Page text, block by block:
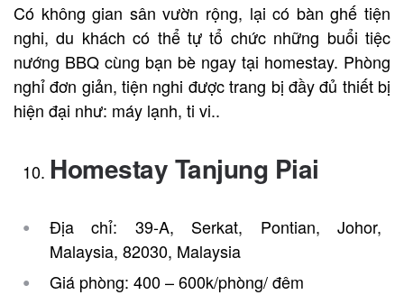
Có không gian sân vườn rộng, lại có bàn ghế tiện
nghi, du khách có thể tự tổ chức những buổi tiệc
nướng BBQ cùng bạn bè ngay tại homestay. Phòng
nghỉ đơn giản, tiện nghi được trang bị đầy đủ thiết bị
hiện đại như: máy lạnh, ti vi..
Homestay Tanjung Piai
Địa chỉ: 39-A, Serkat, Pontian, Johor,
Malaysia, 82030, Malaysia
Giá phòng: 400 – 600k/phòng/ đêm